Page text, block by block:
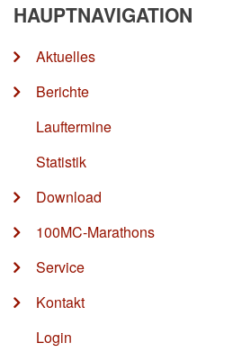
HAUPTNAVIGATION
Aktuelles
Berichte
Lauftermine
Statistik
Download
100MC-Marathons
Service
Kontakt
Login